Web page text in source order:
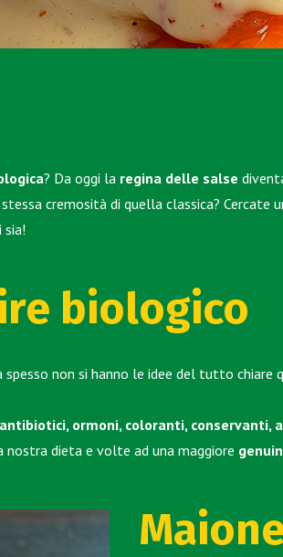
? Da oggi la regina delle salse
cremosità di quella classica? Cercate
sia!
biologico
spesso non si hanno le idee del tutto chiare
ormoni, coloranti, conservanti,
dieta e volte ad una maggiore